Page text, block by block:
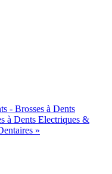
- Brosses à Dents
à Dents Electriques &
»